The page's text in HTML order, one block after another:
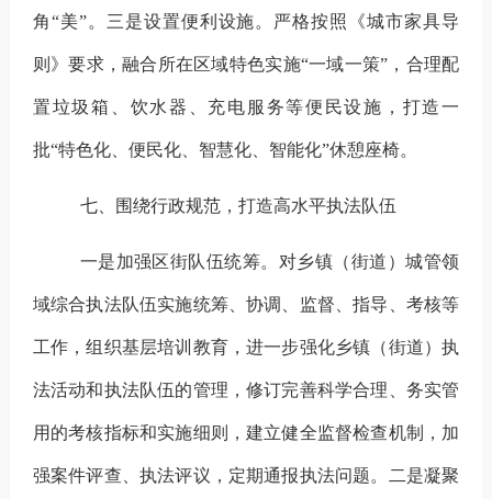
角“美”。 三是设置便利设施。 严格按照《城市家具导
则》要求，融合所在区域特色实施“一域一策”，合理配
置垃圾箱、饮水器、充电服务等便民设施，打造一
批“特色化、便民化、智慧化、智能化”休憩座椅。
七、 围绕行政规范，打造高水平执法队伍
一是加强区街队伍统筹。 对乡镇（街道）城管领
域综合执法队伍实施统筹、协调、监督、指导、考核等
工作，组织基层培训教育，进一步强化乡镇（街道）执
法活动和执法队伍的管理，修订完善科学合理、务实管
用的考核指标和实施细则，建立健全监督检查机制，加
强案件评查、执法评议，定期通报执法问题。 二是凝聚